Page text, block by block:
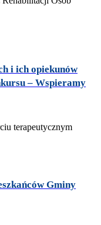
i ich opiekunów
– Wspieramy
Gminy